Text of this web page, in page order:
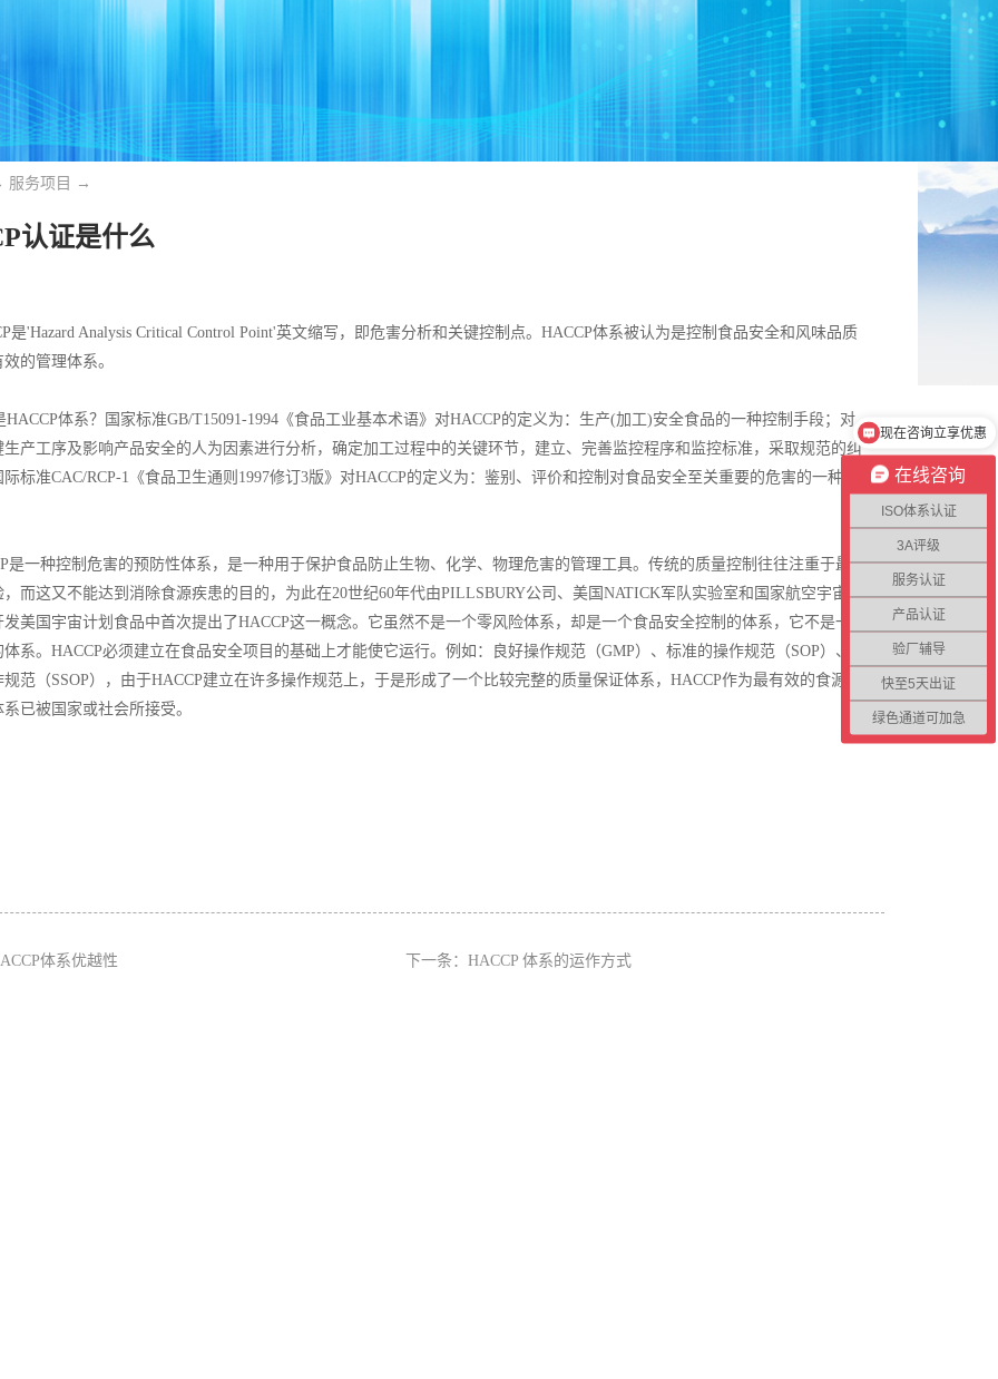
服务项目 →
认证是什么
是'Hazard Analysis Critical Control Point'英文缩写，即危害分析和关键控制点。HACCP体系被认为是控制食品安全和风味品质
的管理体系。
HACCP体系？国家标准GB/T15091-1994《食品工业基本术语》对HACCP的定义为：生产(加工)安全食品的一种控制手段；对
生产工序及影响产品安全的人为因素进行分析，确定加工过程中的关键环节，建立、完善监控程序和监控标准，采取规范的纠
标准CAC/RCP-1《食品卫生通则1997修订3版》对HACCP的定义为：鉴别、评价和控制对食品安全至关重要的危害的一种体
种控制危害的预防性体系，是一种用于保护食品防止生物、化学、物理危害的管理工具。传统的质量控制往往注重于最终
而这又不能达到消除食源疾患的目的，为此在20世纪60年代由PILLSBURY公司、美国NATICK军队实验室和国家航空宇宙管
美国宇宙计划食品中首次提出了HACCP这一概念。它虽然不是一个零风险体系，却是一个食品安全控制的体系，它不是一个
系。HACCP必须建立在食品安全项目的基础上才能使它运行。例如：良好操作规范（GMP）、标准的操作规范（SOP）、卫
范（SSOP），由于HACCP建立在许多操作规范上，于是形成了一个比较完整的质量保证体系，HACCP作为最有效的食源疾
已被国家或社会所接受。
体系优越性 下一条： HACCP 体系的运作方式
在线咨询
ISO体系认证
3A评级
服务认证
产品认证
验厂辅导
快至5天出证
绿色通道可加急
现在咨询立享优惠